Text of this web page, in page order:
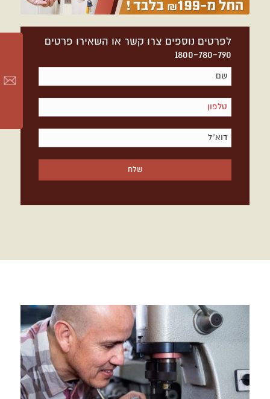
לפרטים נוספים צרו קשר או השאירו פרטים
1800-780-790